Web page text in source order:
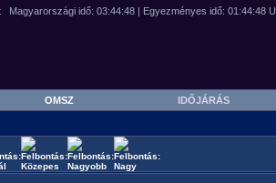
OMSZ IDŐJÁRÁS